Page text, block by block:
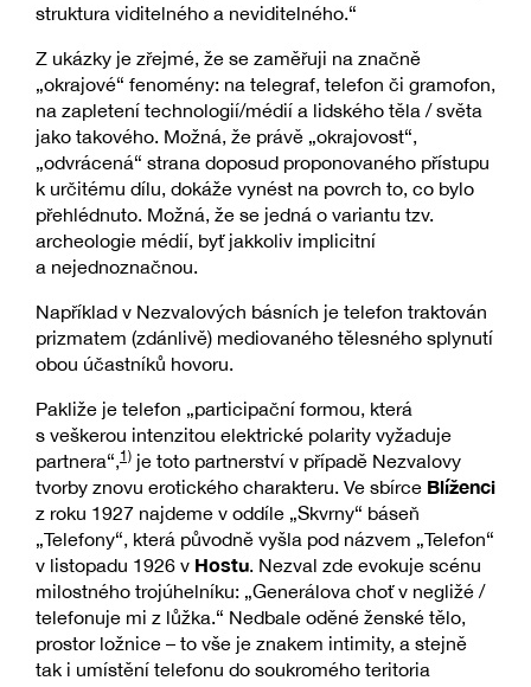
struktura viditelného a neviditelného.“
Z ukázky je zřejmé, že se zaměřuji na značně
„okrajové“ fenomény: na telegraf, telefon či gramofon,
na zapletení technologií/médií a lidského těla / světa
jako takového. Možná, že právě „okrajovost“,
„odvrácená“ strana doposud proponovaného přístupu
k určitému dílu, dokáže vynést na povrch to, co bylo
přehlédnuto. Možná, že se jedná o variantu tzv.
archeologie médií, byť jakkoliv implicitní
a nejednoznačnou.
Například v Nezvalových básních je telefon traktován
prizmatem (zdánlivě) mediovaného tělesného splynutí
obou účastníků hovoru.
Pakliže je telefon „participační formou, která
s veškerou intenzitou elektrické polarity vyžaduje
partnera“,1) je toto partnerství v případě Nezvalovy
tvorby znovu erotického charakteru. Ve sbírce Blíženci
z roku 1927 najdeme v oddíle „Skvrny“ báseň
„Telefony“, která původně vyšla pod názvem „Telefon“
v listopadu 1926 v Hostu. Nezval zde evokuje scénu
milostného trojúhelníku: „Generálova choť v negližé /
telefonuje mi z lůžka.“ Nedbale oděné ženské tělo,
prostor ložnice – to vše je znakem intimity, a stejně
tak i umístění telefonu do soukromého teritoria